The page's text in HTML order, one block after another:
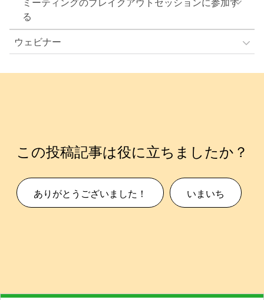
ミーティングのブレイクアウトセッションに参加す
る
ウェビナー
この投稿記事は役に立ちましたか？
ありがとうございました！ いまいち